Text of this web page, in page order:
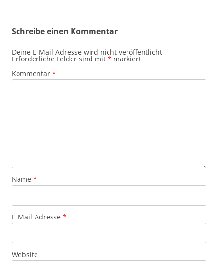
Schreibe einen Kommentar
Deine E-Mail-Adresse wird nicht veröffentlicht.
Erforderliche Felder sind mit * markiert
Kommentar *
Name *
E-Mail-Adresse *
Website